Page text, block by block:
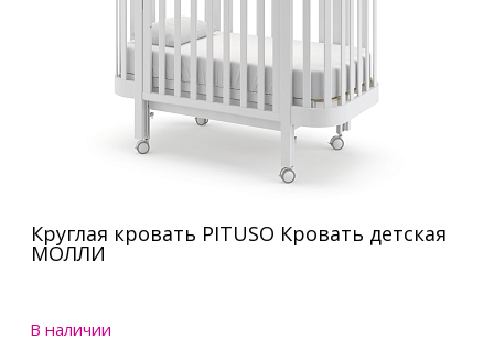
Круглая кровать PITUSO Кровать детская
МОЛЛИ
В наличии